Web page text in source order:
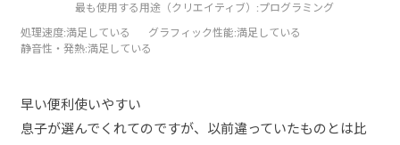
最も使用する用途（クリエイティブ）:プログラミング
処理速度:満足している グラフィック性能:満足している
静音性・発熱:満足している
早い便利使いやすい
息子が選んでくれてのですが、以前違っていたものとは比